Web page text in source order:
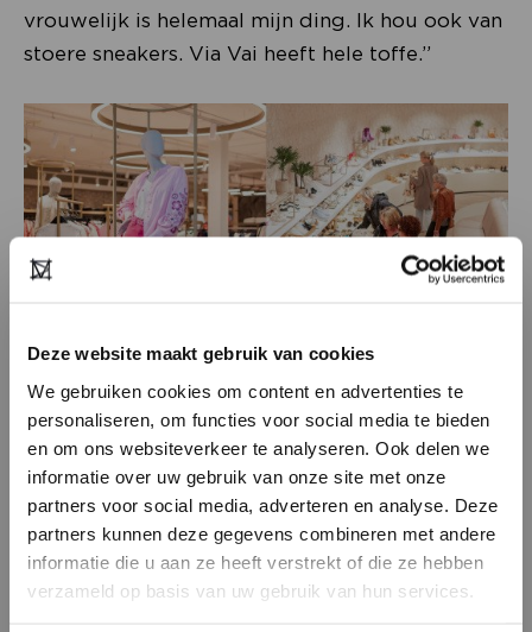
Deze website maakt gebruik van cookies
We gebruiken cookies om content en advertenties te
personaliseren, om functies voor social media te bieden
en om ons websiteverkeer te analyseren. Ook delen we
informatie over uw gebruik van onze site met onze
partners voor social media, adverteren en analyse. Deze
partners kunnen deze gegevens combineren met andere
informatie die u aan ze heeft verstrekt of die ze hebben
verzameld op basis van uw gebruik van hun services.
HEB JE NOG GEEN
ACCOUNT?
vrouwelijk is helemaal mijn ding. Ik hou ook van
stoere sneakers. Via Vai heeft hele toffe.”
Beste vondst op een modebeurs ooit?
“Freequent, dat ontdekten we op Modefabriek.
De collectie is heel modieus en Scandinavisch
en het prijsniveau is supercommercieel. Qua
verkoop echt een topmerk onze winkel. In